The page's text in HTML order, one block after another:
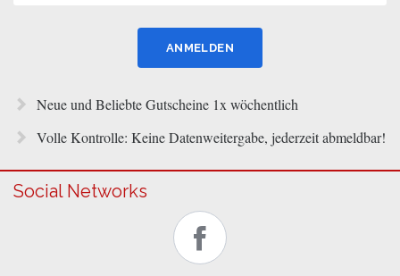
Neue und Beliebte Gutscheine 1x wöchentlich
Volle Kontrolle: Keine Datenweitergabe, jederzeit abmeldbar!
Social Networks